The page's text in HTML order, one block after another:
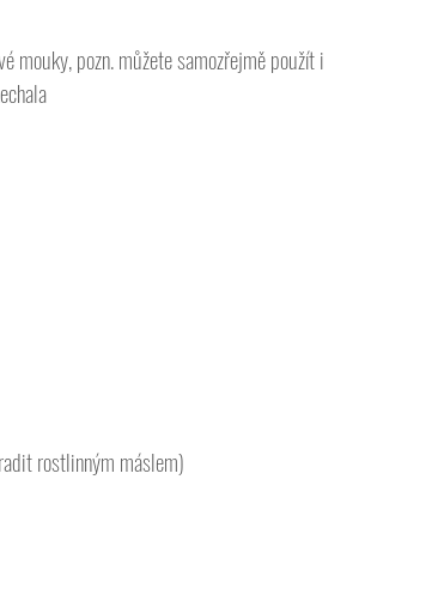
mouky, pozn. můžete samozřejmě použít i
rostlinným máslem)